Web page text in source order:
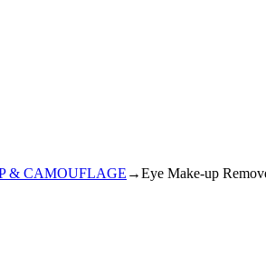
& CAMOUFLAGE →Eye Make-up